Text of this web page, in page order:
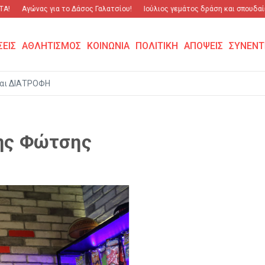
Αγώνας για το Δάσος Γαλατσίου! Ιούλιος γεμάτος δράση και
ΑΘΛΗΤΙΣΜΟΣ ΚΟΙΝΩΝΙΑ ΠΟΛΙΤΙΚΗ ΑΠΟΨΕΙΣ
ΔΙΑΤΡΟΦΗ
Φώτσης